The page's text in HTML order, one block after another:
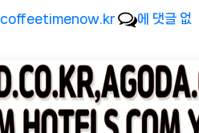
By
coffeetimenow.kr
[커
타
임
나
우
에 댓글 없